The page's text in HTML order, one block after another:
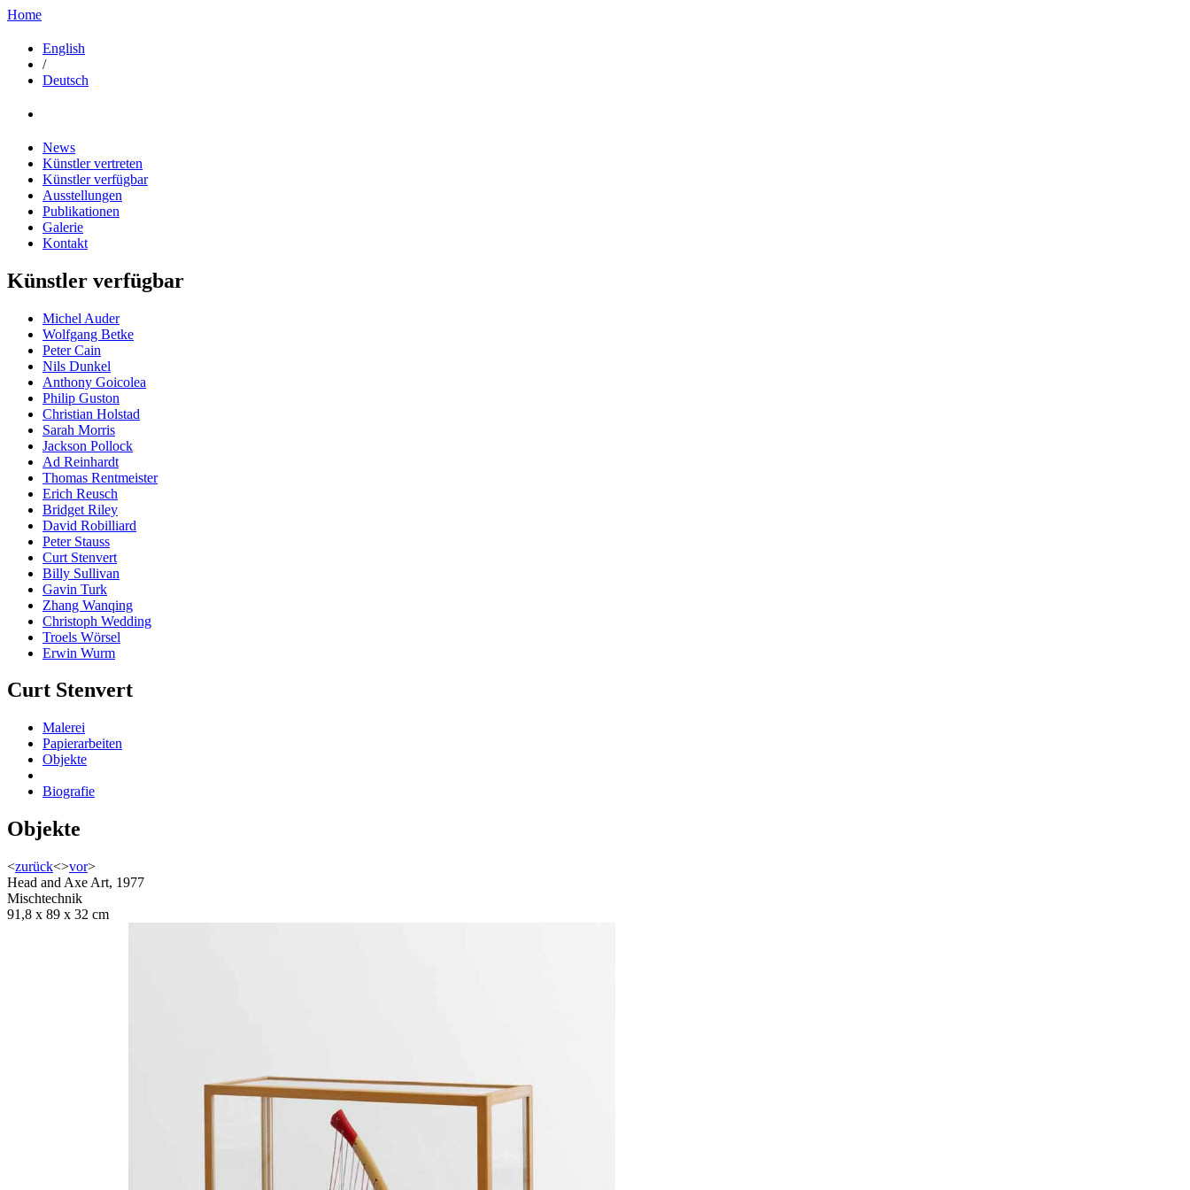
Home
English
/
Deutsch
News
Künstler vertreten
Künstler verfügbar
Ausstellungen
Publikationen
Galerie
Kontakt
Künstler verfügbar
Michel Auder
Wolfgang Betke
Peter Cain
Nils Dunkel
Anthony Goicolea
Philip Guston
Christian Holstad
Sarah Morris
Jackson Pollock
Ad Reinhardt
Thomas Rentmeister
Erich Reusch
Bridget Riley
David Robilliard
Peter Stauss
Curt Stenvert
Billy Sullivan
Gavin Turk
Zhang Wanqing
Christoph Wedding
Troels Wörsel
Erwin Wurm
Curt Stenvert
Malerei
Papierarbeiten
Objekte
Biografie
Objekte
<zurück<>vor>
Head and Axe Art, 1977
Mischtechnik
91,8 x 89 x 32 cm